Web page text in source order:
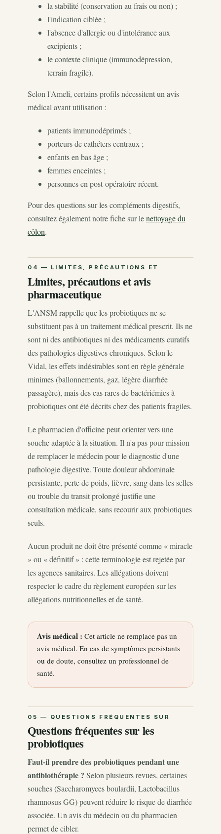
la stabilité (conservation au frais ou non) ;
l'indication ciblée ;
l'absence d'allergie ou d'intolérance aux
excipients ;
le contexte clinique (immunodépression,
terrain fragile).
Selon l'Ameli, certains profils nécessitent un avis
médical avant utilisation :
patients immunodéprimés ;
porteurs de cathéters centraux ;
enfants en bas âge ;
femmes enceintes ;
personnes en post-opératoire récent.
Pour des questions sur les compléments digestifs,
consultez également notre fiche sur lenettoyage du
côlon.
Limites, précautions et avis
pharmaceutique
L'ANSM rappelle que les probiotiques ne se
substituent pas à un traitement médical prescrit. Ils ne
sont ni des antibiotiques ni des médicaments curatifs
des pathologies digestives chroniques. Selon le
Vidal, les effets indésirables sont en règle générale
minimes (ballonnements, gaz, légère diarrhée
passagère), mais des cas rares de bactériémies à
probiotiques ont été décrits chez des patients fragiles.
Le pharmacien d'officine peut orienter vers une
souche adaptée à la situation. Il n'a pas pour mission
de remplacer le médecin pour le diagnostic d'une
pathologie digestive. Toute douleur abdominale
persistante, perte de poids, fièvre, sang dans les selles
ou trouble du transit prolongé justifie une
consultation médicale, sans recourir aux probiotiques
seuls.
Aucun produit ne doit être présenté comme « miracle
» ou « définitif » : cette terminologie est rejetée par
les agences sanitaires. Les allégations doivent
respecter le cadre du règlement européen sur les
allégations nutritionnelles et de santé.
Avis médical : Cet article ne remplace pas un
avis médical. En cas de symptômes persistants
ou de doute, consultez un professionnel de
santé.
Questions fréquentes sur les
probiotiques
Faut-il prendre des probiotiques pendant une
antibiothérapie ? Selon plusieurs revues, certaines
souches (Saccharomyces boulardii, Lactobacillus
rhamnosus GG) peuvent réduire le risque de diarrhée
associée. Un avis du médecin ou du pharmacien
permet de cibler.